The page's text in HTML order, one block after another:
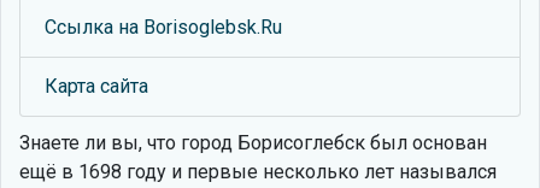
Ссылка на Borisoglebsk.Ru
Карта сайта
Знаете ли вы, что город Борисоглебск был основан
ещё в 1698 году и первые несколько лет назывался